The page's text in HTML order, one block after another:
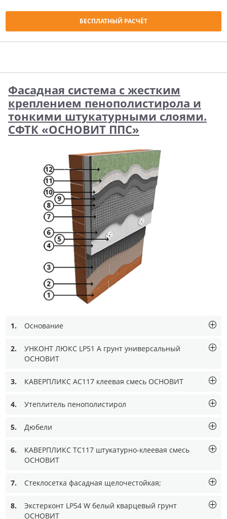
БЕСПЛАТНЫЙ РАСЧЁТ
Фасадная система с жестким
креплением пенополистирола и
тонкими штукатурными слоями.
СФТК «ОСНОВИТ ППС»
1. Основание
2.
УНКОНТ ЛЮКС LP51 A грунт универсальный
ОСНОВИТ
3. КАВЕРПЛИКС AC117 клеевая смесь ОСНОВИТ
4. Утеплитель пенополистирол
5. Дюбели
6.
КАВЕРПЛИКС TC117 штукатурно-клеевая смесь
ОСНОВИТ
7. Стеклосетка фасадная щелочестойкая;
8.
Экстерконт LP54 W белый кварцевый грунт
ОСНОВИТ